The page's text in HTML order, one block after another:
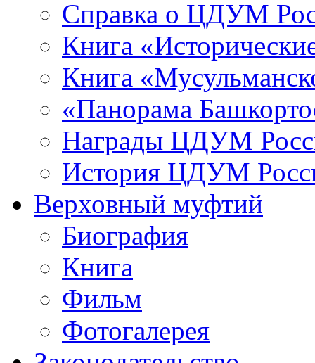
Справка о ЦДУМ
Книга
Книга
«Панорама
Награды ЦДУМ
История ЦДУМ
Верховный муфтий
Биография
Книга
Фильм
Фотогалерея